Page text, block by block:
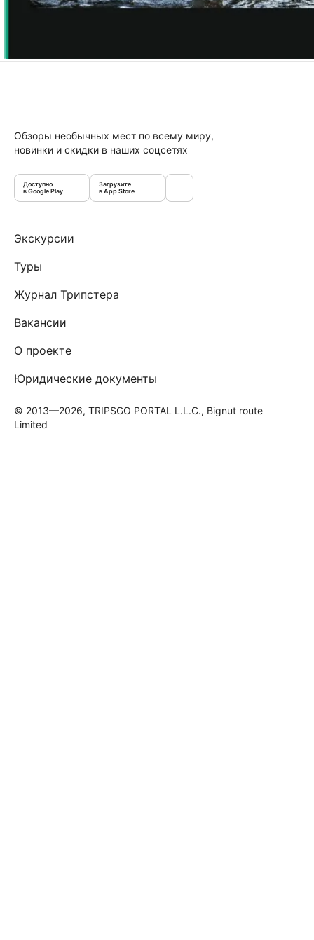
Обзоры необычных мест по всему миру,
новинки и скидки в наших соцсетях
Доступно
в Google Play
Загрузите
в App Store
Экскурсии
Туры
Журнал Трипстера
Вакансии
О проекте
Юридические документы
© 2013—2026, TRIPSGO PORTAL L.L.C., Bignut route
Limited